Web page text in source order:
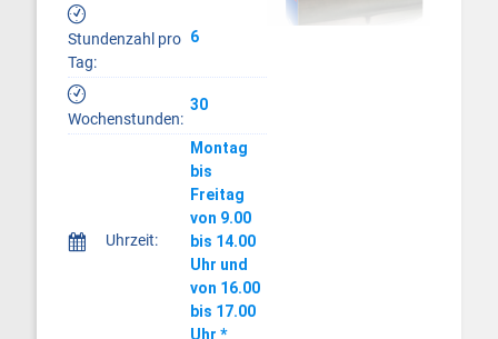
#
Stundenzahl pro
Tag:
6
#
Wochenstunden:
30
h Uhrzeit:
Montag
bis
Freitag
von 9.00
bis 14.00
Uhr und
von 16.00
bis 17.00
Uhr *